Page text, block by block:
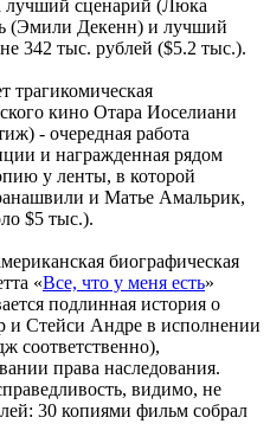
лучший сценарий (Люка
(Эмили Декенн) и лучший
342 тыс. рублей ($5.2 тыс.).
трагикомическая
кино Отара Иоселиани
- очередная работа
и награжденная рядом
у ленты, в которой
и Матье Амальрик,
$5 тыс.).
биографическая
«Все, что у меня есть»
подлинная история о
и Стейси Андре в исполнении
соответственно),
права наследования.
видимо, не
30 копиями фильм собрал